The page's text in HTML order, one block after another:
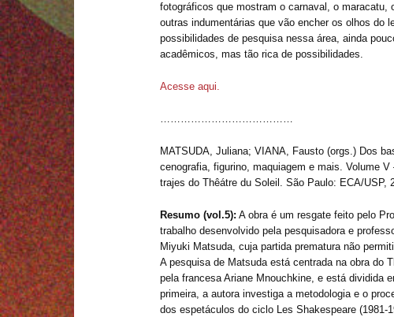
fotográficos que mostram o carnaval, o maracatu,
outras indumentárias que vão encher os olhos do
possibilidades de pesquisa nessa área, ainda
acadêmicos, mas tão rica de possibilidades.
Acesse aqui.
…………………………………
MATSUDA, Juliana; VIANA, Fausto (orgs.) Dos
cenografia, figurino, maquiagem e mais. Volume
trajes do Thêátre du Soleil. São Paulo: ECA/USP,
Resumo (vol.5): A obra é um resgate feito pelo
trabalho desenvolvido pela pesquisadora e
Miyuki Matsuda, cuja partida prematura não
A pesquisa de Matsuda está centrada na obra do
pela francesa Ariane Mnouchkine, e está dividida
primeira, a autora investiga a metodologia e o
dos espetáculos do ciclo Les Shakespeare (1981-